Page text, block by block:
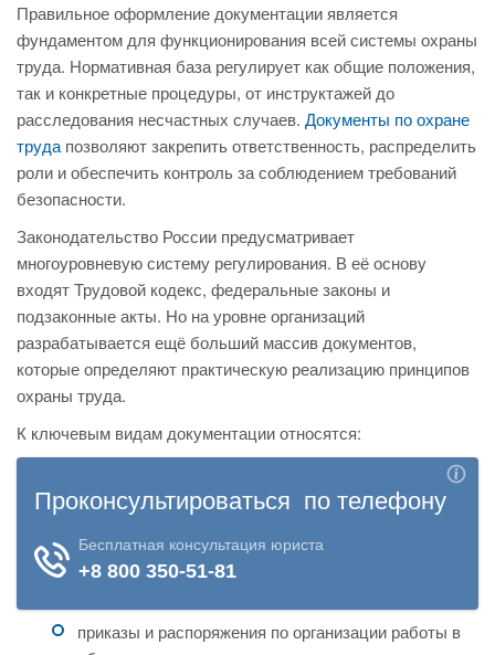
Правильное оформление документации является
фундаментом для функционирования всей системы охраны
труда. Нормативная база регулирует как общие положения,
так и конкретные процедуры, от инструктажей до
расследования несчастных случаев. Документы по охране
труда позволяют закрепить ответственность, распределить
роли и обеспечить контроль за соблюдением требований
безопасности.
Законодательство России предусматривает
многоуровневую систему регулирования. В её основу
входят Трудовой кодекс, федеральные законы и
подзаконные акты. Но на уровне организаций
разрабатывается ещё больший массив документов,
которые определяют практическую реализацию принципов
охраны труда.
К ключевым видам документации относятся:
приказы и распоряжения по организации работы в